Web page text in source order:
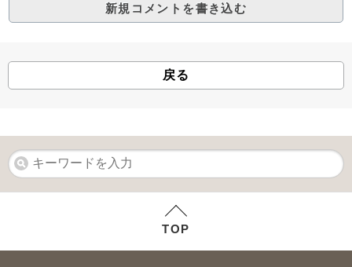
新規コメントを書き込む
戻る
TOP